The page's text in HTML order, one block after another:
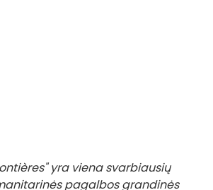
yra viena svarbiausių
pagalbos grandinės